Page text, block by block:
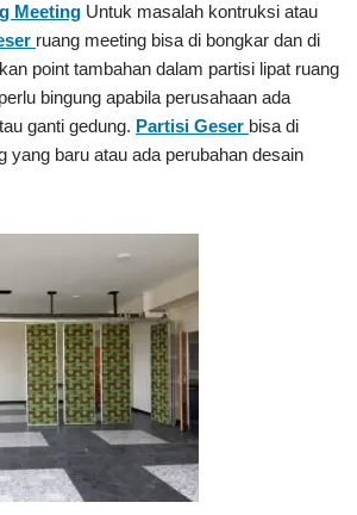
Meeting Untuk masalah kontruksi atau
ruang meeting bisa di bongkar dan di
point tambahan dalam partisi lipat ruang
bingung apabila perusahaan ada
ganti gedung. Partisi Geser bisa di
yang baru atau ada perubahan desain